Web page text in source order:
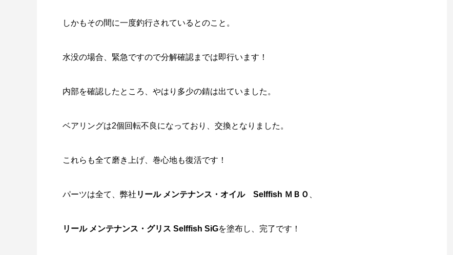
しかもその間に一度釣行されているとのこと。
水没の場合、緊急ですので分解確認までは即行います！
内部を確認したところ、やはり多少の錆は出ていました。
ベアリングは2個回転不良になっており、交換となりました。
これらも全て磨き上げ、巻心地も復活です！
パーツは全て、弊社 リール メンテナンス・オイル Selffish ＭＢＯ
リール メンテナンス・グリス Selffish SiGを塗布し、完了です！